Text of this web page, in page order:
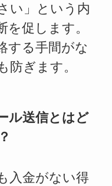
い」という内
を促します。
する手間がな
防ぎます。
ル送信とはど
入金がない得